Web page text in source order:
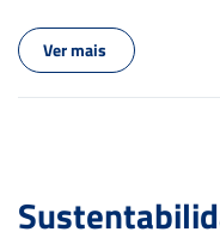
Formato
A4
Impressão e cópia
Sim
Ver mais